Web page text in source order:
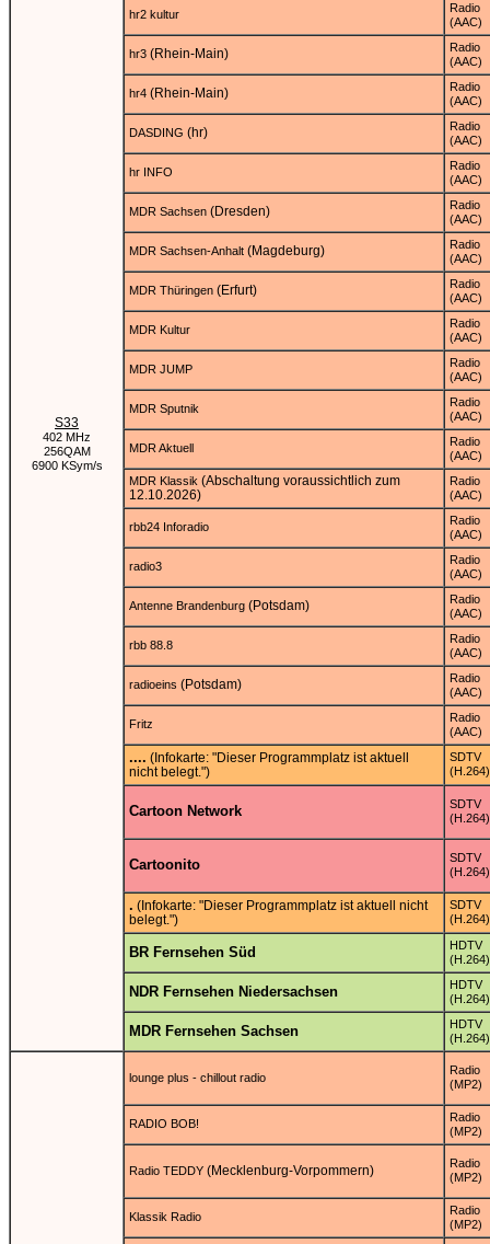
S33
402 MHz
256QAM
6900 KSym/s
hr2 kultur
Radio
(AAC)
hr3 (Rhein-Main)
Radio
(AAC)
hr4 (Rhein-Main)
Radio
(AAC)
DASDING (hr)
Radio
(AAC)
hr INFO
Radio
(AAC)
MDR Sachsen (Dresden)
Radio
(AAC)
MDR Sachsen-Anhalt (Magdeburg)
Radio
(AAC)
MDR Thüringen (Erfurt)
Radio
(AAC)
MDR Kultur
Radio
(AAC)
MDR JUMP
Radio
(AAC)
MDR Sputnik
Radio
(AAC)
MDR Aktuell
Radio
(AAC)
MDR Klassik (Abschaltung voraussichtlich zum
12.10.2026)
Radio
(AAC)
rbb24 Inforadio
Radio
(AAC)
radio3
Radio
(AAC)
Antenne Brandenburg (Potsdam)
Radio
(AAC)
rbb 88.8
Radio
(AAC)
radioeins (Potsdam)
Radio
(AAC)
Fritz
Radio
(AAC)
.... (Infokarte: "Dieser Programmplatz ist aktuell
nicht belegt.")
SDTV
(H.264)
Cartoon Network
SDTV
(H.264)
Cartoonito
SDTV
(H.264)
. (Infokarte: "Dieser Programmplatz ist aktuell nicht
belegt.")
SDTV
(H.264)
BR Fernsehen Süd
HDTV
(H.264)
NDR Fernsehen Niedersachsen
HDTV
(H.264)
MDR Fernsehen Sachsen
HDTV
(H.264)
lounge plus - chillout radio
Radio
(MP2)
RADIO BOB!
Radio
(MP2)
Radio TEDDY (Mecklenburg-Vorpommern)
Radio
(MP2)
Klassik Radio
Radio
(MP2)